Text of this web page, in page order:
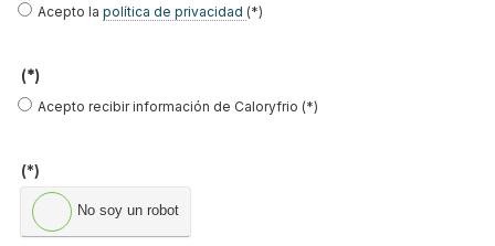
Diseño de baños
Acepto la política de privacidad (*)
(*)
Acepto recibir información de Caloryfrio (*)
(*)
No soy un robot